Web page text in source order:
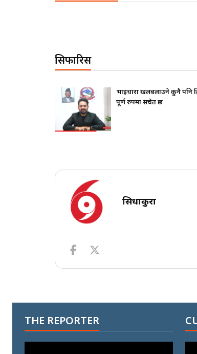
सिफारिस
भाइचारा खलबलाउने कुनै पनि
पूर्ण रुपमा सचेत छ
सिधाकुरा
THE REPORTER